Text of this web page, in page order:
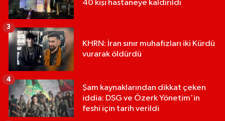
40 kişi hastaneye kaldırıldı
KHRN: İran sınır muhafızları iki Kürdü
vurarak öldürdü
3
Şam kaynaklarından dikkat çeken
iddia: DSG ve Özerk Yönetim'in
feshi için tarih verildi
4